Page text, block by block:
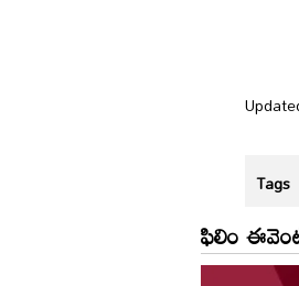
Tags
ఫిలిం